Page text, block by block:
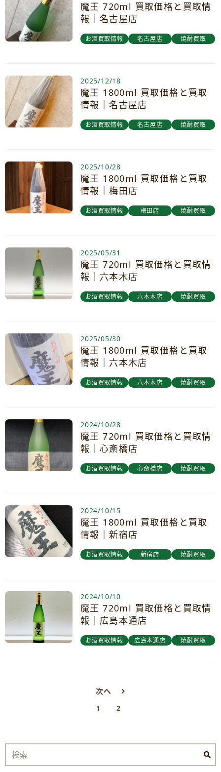
魔王 720ml 買取価格と買取情
報｜名古屋店
お酒買取情報 名古屋店 焼酎買取
2025/12/18
魔王 1800ml 買取価格と買取
情報｜名古屋店
お酒買取情報 名古屋店 焼酎買取
2025/10/28
魔王 1800ml 買取価格と買取
情報｜梅田店
お酒買取情報 梅田店 焼酎買取
2025/05/31
魔王 720ml 買取価格と買取情
報｜六本木店
お酒買取情報 六本木店 焼酎買取
2025/05/30
魔王 1800ml 買取価格と買取
情報｜六本木店
お酒買取情報 六本木店 焼酎買取
2024/10/28
魔王 720ml 買取価格と買取情
報｜心斎橋店
お酒買取情報 心斎橋店 焼酎買取
2024/10/15
魔王 1800ml 買取価格と買取
情報｜新宿店
お酒買取情報 新宿店 焼酎買取
2024/10/10
魔王 720ml 買取価格と買取情
報｜広島本通店
お酒買取情報 広島本通店 焼酎買取
次へ
1 2